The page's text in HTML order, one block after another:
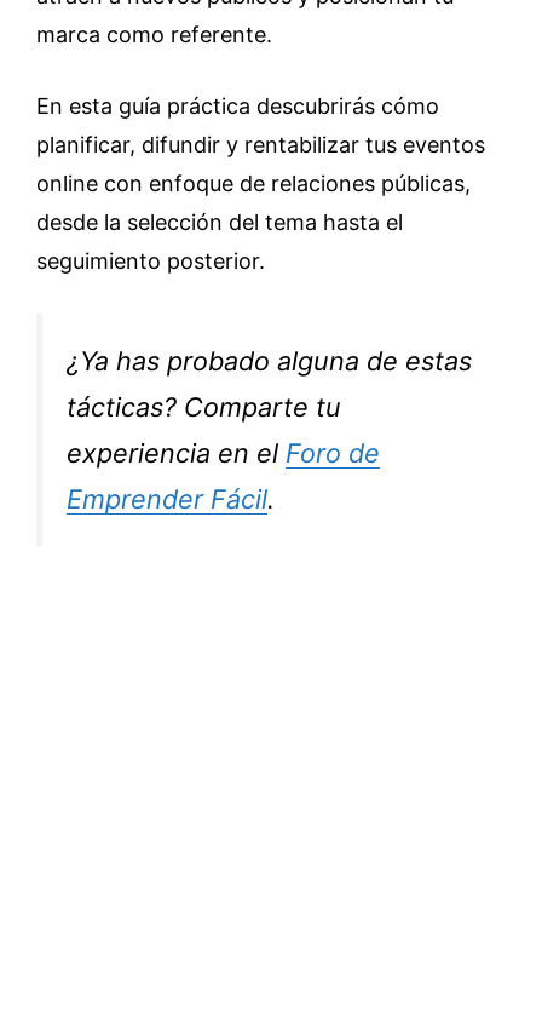
marca como referente.
En esta guía práctica descubrirás cómo
planificar, difundir y rentabilizar tus eventos
online con enfoque de relaciones públicas,
desde la selección del tema hasta el
seguimiento posterior.
¿Ya has probado alguna de estas
tácticas? Comparte tu
experiencia en el Foro de
Emprender Fácil.